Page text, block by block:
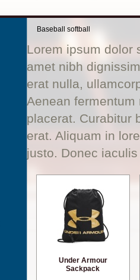
Baseball softball
Lorem ipsum dolor
amet nibh
erat nulla,
Aenean
placerat. Curabitur
erat. Aliquam in
justo. Donec
Under Armour
Sackpack